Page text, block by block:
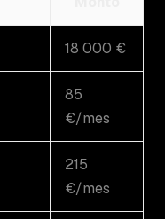
18 000 €
85
€/mes
215
€/mes